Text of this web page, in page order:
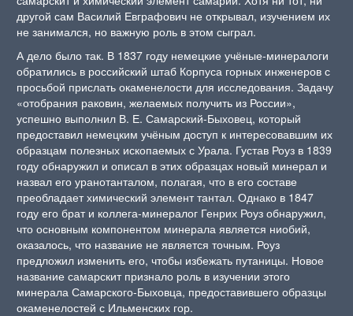
другой сам Василий Евграфович не открывал, изучением их
не занимался, но важную роль в этом сыграл.
А дело было так. В 1837 году немецкие учёные-минералоги
обратились в российский штаб Корпуса горных инженеров с
просьбой прислать окаменелости для исследования. Задачу
«отобрания раковин, желаемых получить из России»,
успешно выполнил В. Е. Самарский-Быховец, который
предоставил немецким учёным доступ к интересовавшим их
образцам полезных ископаемых с Урала. Густав Роуз в 1839
году обнаружил и описал в этих образцах новый минерал и
назвал его уранотанталом, полагая, что в его составе
преобладает химический элемент тантал. Однако в 1847
году его брат и коллега-минералог Генрих Роуз обнаружил,
что основным компонентом минерала является ниобий,
оказалось, что название не является точным. Роуз
предложил изменить его, чтобы избежать путаницы. Новое
название самарскит признало роль в изучении этого
минерала Самарского-Быховца, предоставившего образцы
окаменелостей с Ильменских гор.